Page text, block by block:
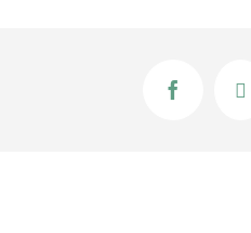
Facebook
X